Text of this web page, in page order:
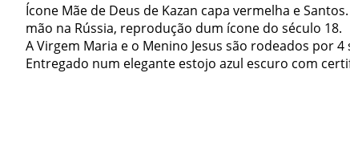
Ícone Mãe de Deus de Kazan capa vermelha e
mão na Rússia, reprodução dum ícone do século 18.
A Virgem Maria e o Menino Jesus são rodeados por 4
Entregado num elegante estojo azul escuro com